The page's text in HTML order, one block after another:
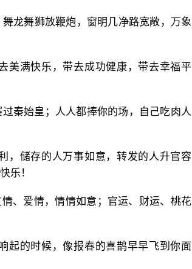
龙舞狮放鞭炮，窗明几净路宽敞，万象
美满快乐，带去成功健康，带去幸福平
秦始皇；人人都捧你的场，自己吃肉人
，储存的人万事如意，转发的人升官容
乐！
、爱情，情情如意；官运、财运、桃花
起的时候，像报春的喜鹊早早飞到你面